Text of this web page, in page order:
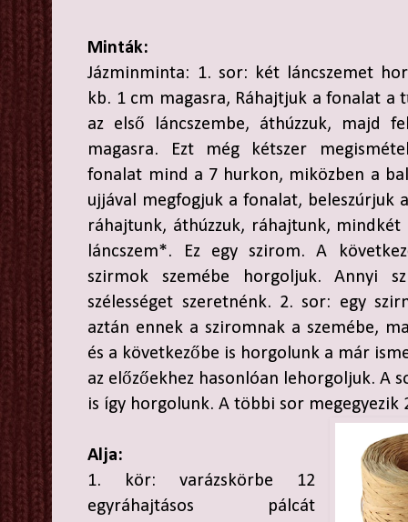
Minták:
Jázminminta: 1. sor: két láncszemet
kb. 1 cm magasra, Ráhajtjuk a fonalat
az első láncszembe, áthúzzuk, majd
magasra. Ezt még kétszer
fonalat mind a 7 hurkon, miközben a
ujjával megfogjuk a fonalat, beleszúrjuk
ráhajtunk, áthúzzuk, ráhajtunk,
láncszem*. Ez egy szirom. A
szirmok szemébe horgoljuk. Annyi
szélességet szeretnénk. 2. sor: egy
aztán ennek a sziromnak a szemébe,
és a következőbe is horgolunk a már
az előzőekhez hasonlóan lehorgoljuk. A
is így horgolunk. A többi sor
Alja:
1. kör: varázskörbe 12
egyráhajtásos pálcát